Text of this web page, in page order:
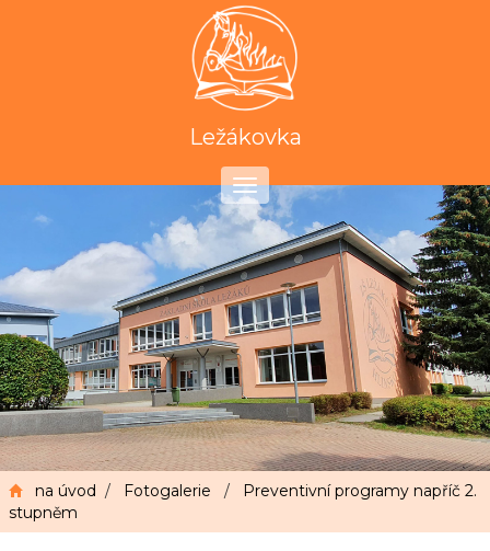
Ležákovka
Toggle
navigation
na úvod / Fotogalerie / Preventivní programy napříč 2.
stupněm